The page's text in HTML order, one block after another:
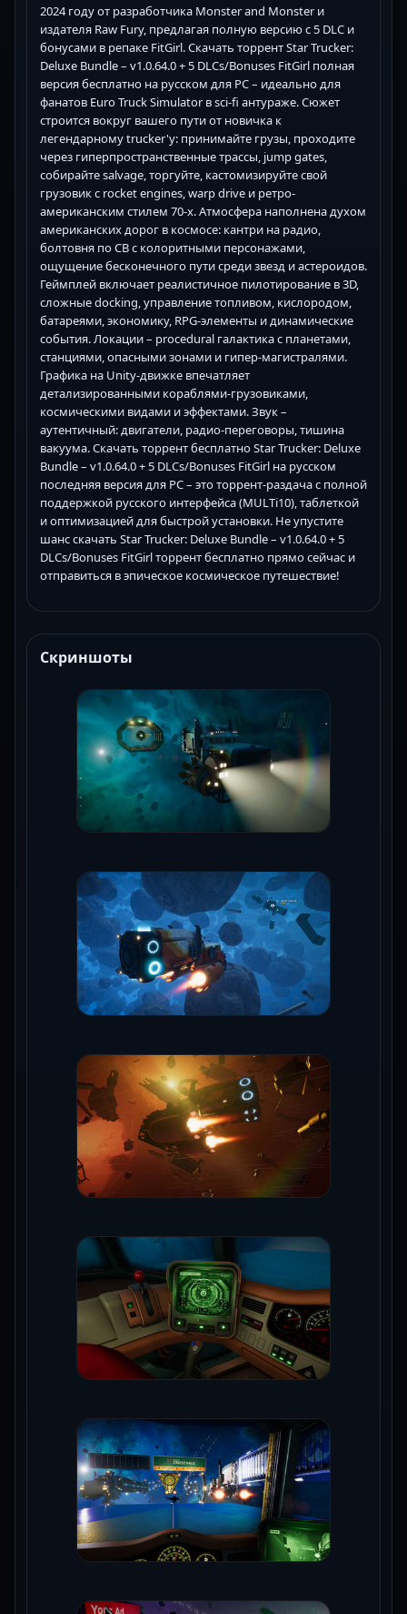
2024 году от разработчика Monster and Monster и
издателя Raw Fury, предлагая полную версию с 5 DLC и
бонусами в репаке FitGirl. Скачать торрент Star Trucker:
Deluxe Bundle – v1.0.64.0 + 5 DLCs/Bonuses FitGirl полная
версия бесплатно на русском для PC – идеально для
фанатов Euro Truck Simulator в sci-fi антураже. Сюжет
строится вокруг вашего пути от новичка к
легендарному trucker'у: принимайте грузы, проходите
через гиперпространственные трассы, jump gates,
собирайте salvage, торгуйте, кастомизируйте свой
грузовик с rocket engines, warp drive и ретро-
американским стилем 70-х. Атмосфера наполнена духом
американских дорог в космосе: кантри на радио,
болтовня по CB с колоритными персонажами,
ощущение бесконечного пути среди звезд и астероидов.
Геймплей включает реалистичное пилотирование в 3D,
сложные docking, управление топливом, кислородом,
батареями, экономику, RPG-элементы и динамические
события. Локации – procedural галактика с планетами,
станциями, опасными зонами и гипер-магистралями.
Графика на Unity-движке впечатляет
детализированными кораблями-грузовиками,
космическими видами и эффектами. Звук –
аутентичный: двигатели, радио-переговоры, тишина
вакуума. Скачать торрент бесплатно Star Trucker: Deluxe
Bundle – v1.0.64.0 + 5 DLCs/Bonuses FitGirl на русском
последняя версия для PC – это торрент-раздача с полной
поддержкой русского интерфейса (MULTi10), таблеткой
и оптимизацией для быстрой установки. Не упустите
шанс скачать Star Trucker: Deluxe Bundle – v1.0.64.0 + 5
DLCs/Bonuses FitGirl торрент бесплатно прямо сейчас и
отправиться в эпическое космическое путешествие!
Скриншоты